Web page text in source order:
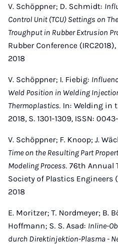
V. Schöppner; D. Schmidt:
Control Unit (TCU) Settings on
Troughput in Rubber Extrusion
Rubber Conference
2018
V. Schöppner; I. Fiebig:
Weld Position in Welding
Thermoplastics. In: Welding in
2018, S. 1301-1309, ISSN:
V. Schöppner; F. Knoop; J.
Time on the Resulting Part
Modeling Process. 76th Annual
Society of Plastics Engineers
2018
E. Moritzer; T. Nordmeyer; B.
Hoffmann; S. S. Asad: Inline-
durch Direktinjektion-Plasma -